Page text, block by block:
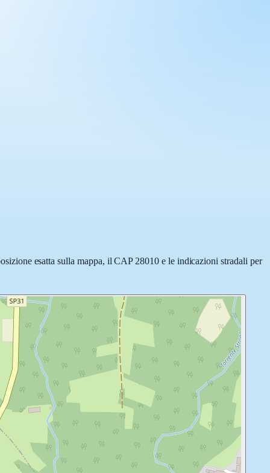
esatta sulla mappa, il CAP 28010 e le indicazioni stradali per